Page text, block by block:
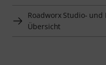
Roadworx Studio-
Übersicht